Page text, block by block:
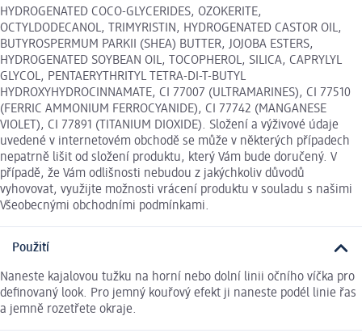
HYDROGENATED COCO-GLYCERIDES, OZOKERITE,
OCTYLDODECANOL, TRIMYRISTIN, HYDROGENATED CASTOR OIL,
BUTYROSPERMUM PARKII (SHEA) BUTTER, JOJOBA ESTERS,
HYDROGENATED SOYBEAN OIL, TOCOPHEROL, SILICA, CAPRYLYL
GLYCOL, PENTAERYTHRITYL TETRA-DI-T-BUTYL
HYDROXYHYDROCINNAMATE, CI 77007 (ULTRAMARINES), CI 77510
(FERRIC AMMONIUM FERROCYANIDE), CI 77742 (MANGANESE
VIOLET), CI 77891 (TITANIUM DIOXIDE). Složení a výživové údaje
uvedené v internetovém obchodě se může v některých případech
nepatrně lišit od složení produktu, který Vám bude doručený. V
případě, že Vám odlišnosti nebudou z jakýchkoliv důvodů
vyhovovat, využijte možnosti vrácení produktu v souladu s našimi
Všeobecnými obchodními podmínkami.
Použití
Naneste kajalovou tužku na horní nebo dolní linii očního víčka pro
definovaný look. Pro jemný kouřový efekt ji naneste podél linie řas
a jemně rozetřete okraje.